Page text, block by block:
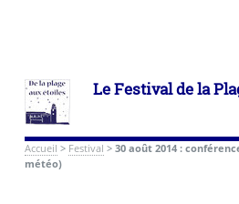
Le Festival de la
Accueil > Festival > 30 août 2014 :
météo)